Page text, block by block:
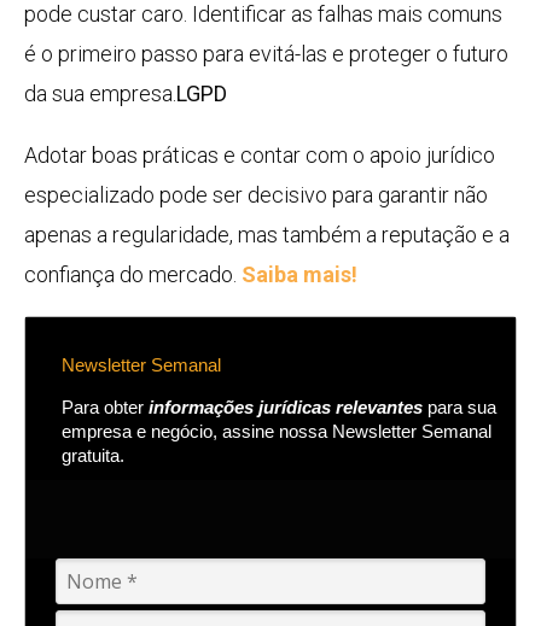
pode custar caro. Identificar as falhas mais comuns
é o primeiro passo para evitá-las e proteger o futuro
da sua empresa. LGPD
Adotar boas práticas e contar com o apoio jurídico
especializado pode ser decisivo para garantir não
apenas a regularidade, mas também a reputação e a
confiança do mercado. Saiba mais!
Newsletter Semanal
Para obter informações jurídicas relevantes para sua
empresa e negócio, assine nossa Newsletter Semanal
gratuita.